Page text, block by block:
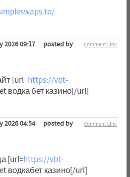
Comment Link
2026 09:17
posted by
[url=https://vbt-
водка бет казино[/url]
Comment Link
2026 04:54
posted by
[url=https://vbt-
водкабет казино[/url]